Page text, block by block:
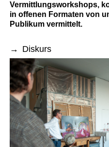
Vermittlungsworkshops,
in offenen Formaten von
Publikum vermittelt.
Diskurs